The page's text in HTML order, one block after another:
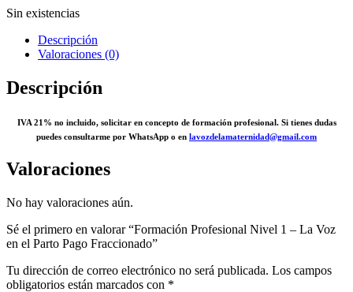
Sin existencias
Descripción
Valoraciones (0)
Descripción
IVA 21% no incluido, solicitar en concepto de formación profesional. Si tienes dudas
puedes consultarme por WhatsApp o en lavozdelamaternidad@gmail.com
Valoraciones
No hay valoraciones aún.
Sé el primero en valorar “Formación Profesional Nivel 1 – La Voz
en el Parto Pago Fraccionado”
Tu dirección de correo electrónico no será publicada. Los campos
obligatorios están marcados con *